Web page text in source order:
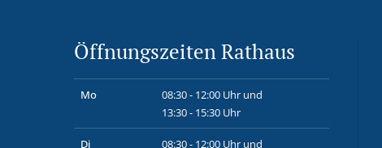
Öffnungszeiten Rathaus
Mo
08:30 - 12:00 Uhr und
13:30 - 15:30 Uhr
Di
08:30 - 12:00 Uhr und